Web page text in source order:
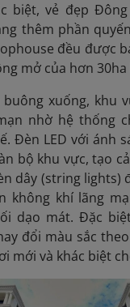
biệt, vẻ đẹp
thêm phần
đều được
mở của hơn 30ha
buông xuống, khu
nhờ hệ thống
Đèn LED với ánh
bộ khu vực, tạo
dây (string lights)
không khí lãng
dạo mát. Đặc
đổi màu sắc
mới và khác biệt